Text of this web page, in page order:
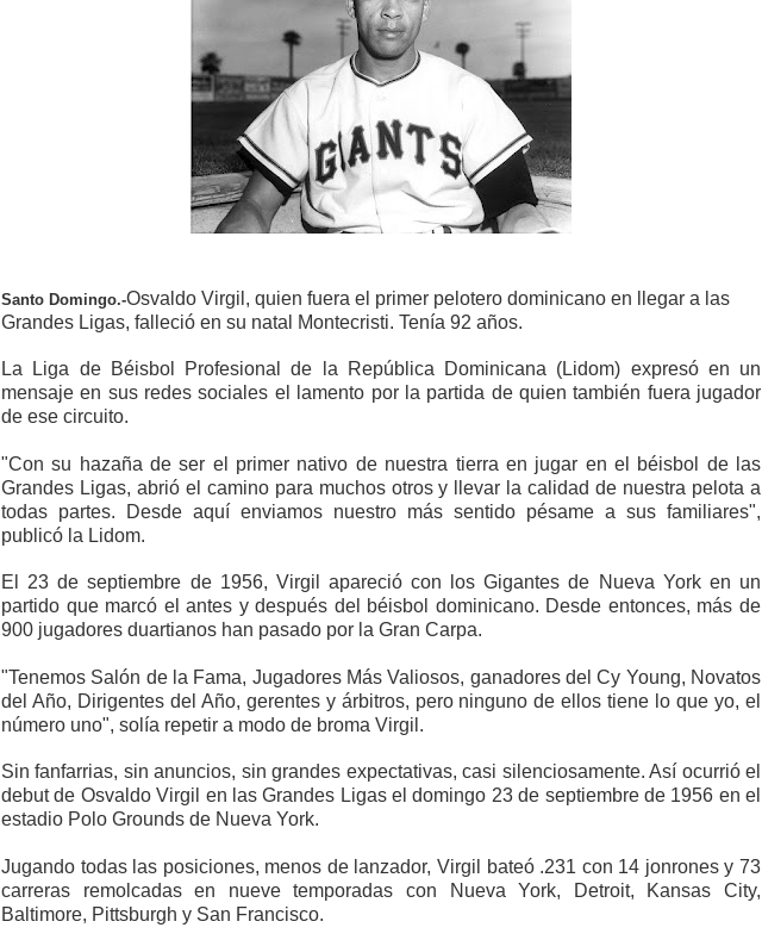
Santo Domingo.-Osvaldo Virgil, quien fuera el primer pelotero dominicano en llegar a las
Grandes Ligas, falleció en su natal Montecristi. Tenía 92 años.
La Liga de Béisbol Profesional de la República Dominicana (Lidom) expresó en un
mensaje en sus redes sociales el lamento por la partida de quien también fuera jugador
de ese circuito.
"Con su hazaña de ser el primer nativo de nuestra tierra en jugar en el béisbol de las
Grandes Ligas, abrió el camino para muchos otros y llevar la calidad de nuestra pelota a
todas partes. Desde aquí enviamos nuestro más sentido pésame a sus familiares",
publicó la Lidom.
El 23 de septiembre de 1956, Virgil apareció con los Gigantes de Nueva York en un
partido que marcó el antes y después del béisbol dominicano. Desde entonces, más de
900 jugadores duartianos han pasado por la Gran Carpa.
"Tenemos Salón de la Fama, Jugadores Más Valiosos, ganadores del Cy Young, Novatos
del Año, Dirigentes del Año, gerentes y árbitros, pero ninguno de ellos tiene lo que yo, el
número uno", solía repetir a modo de broma Virgil.
Sin fanfarrias, sin anuncios, sin grandes expectativas, casi silenciosamente. Así ocurrió el
debut de Osvaldo Virgil en las Grandes Ligas el domingo 23 de septiembre de 1956 en el
estadio Polo Grounds de Nueva York.
Jugando todas las posiciones, menos de lanzador, Virgil bateó .231 con 14 jonrones y 73
carreras remolcadas en nueve temporadas con Nueva York, Detroit, Kansas City,
Baltimore, Pittsburgh y San Francisco.